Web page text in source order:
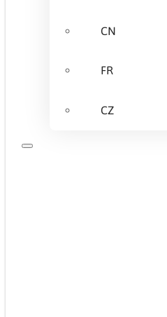
CN
FR
CZ